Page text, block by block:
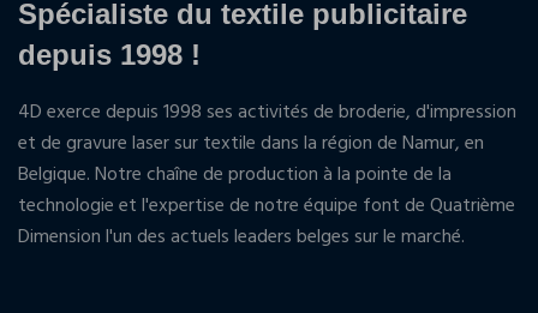
Spécialiste du textile publicitaire
depuis 1998 !
4D exerce depuis 1998 ses activités de broderie, d'impression
et de gravure laser sur textile dans la région de Namur, en
Belgique. Notre chaîne de production à la pointe de la
technologie et l'expertise de notre équipe font de Quatrième
Dimension l'un des actuels leaders belges sur le marché.